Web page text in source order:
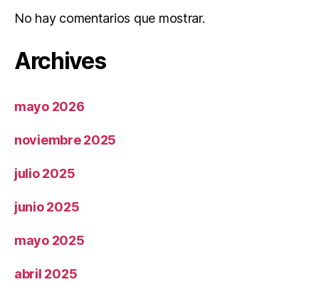
No hay comentarios que mostrar.
Archives
mayo 2026
noviembre 2025
julio 2025
junio 2025
mayo 2025
abril 2025